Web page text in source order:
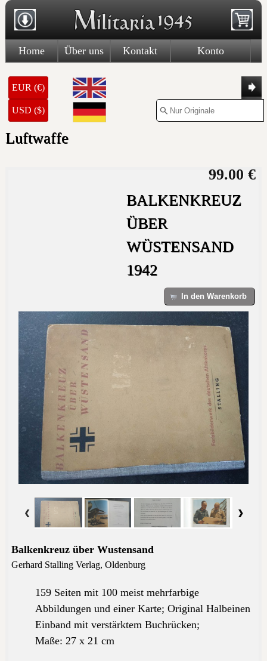
Home Über uns Kontakt Konto
EUR (€)
USD ($)
Luftwaffe
99.00 €
BALKENKREUZ
ÜBER
WÜSTENSAND
1942
In den Warenkorb
Balkenkreuz über Wustensand
Gerhard Stalling Verlag, Oldenburg
159 Seiten mit 100 meist mehrfarbige
Abbildungen und einer Karte; Original Halbeinen
Einband mit verstärktem Buchrücken;
Maße: 27 x 21 cm